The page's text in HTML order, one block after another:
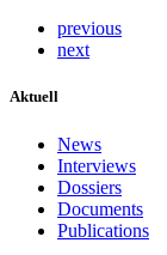
previous
next
Aktuell
News
Interviews
Dossiers
Documents
Publications